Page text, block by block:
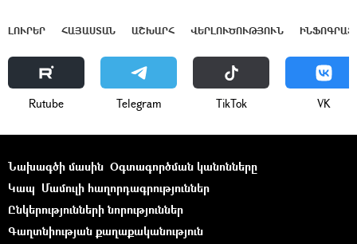
ԼՈՒՐԵՐ ՀԱՅԱՍՏԱՆ ԱՇԽԱՐՀ ՎԵՐԼՈՒԾՈՒԹՅՈՒՆ
Rutube Telegram ТikТоk VK
Նախագծի մասին Օգտագործման կանոնները
Կապ Մամուլի հաղորդագրություններ
Ընկերությունների նորություններ
Գաղտնիության քաղաքականություն